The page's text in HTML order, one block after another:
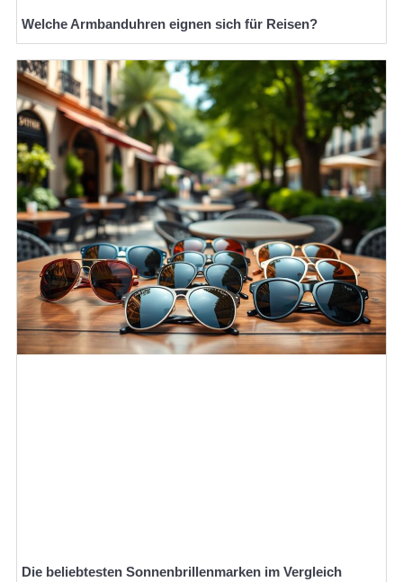
Welche Armbanduhren eignen sich für Reisen?
Die beliebtesten Sonnenbrillenmarken im Vergleich